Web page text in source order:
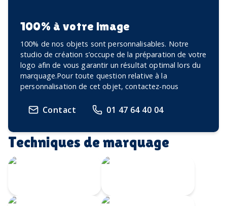
100% à votre image
100% de nos objets sont personnalisables. Notre
studio de création s’occupe de la préparation de votre
logo afin de vous garantir un résultat optimal lors du
marquage.Pour toute question relative à la
personnalisation de cet objet, contactez-nous
Contact 01 47 64 40 04
Techniques de marquage